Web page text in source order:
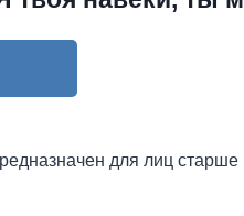
для лиц старше